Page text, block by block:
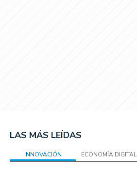
LAS MÁS LEÍDAS
INNOVACIÓN ECONOMÍA DIGITAL